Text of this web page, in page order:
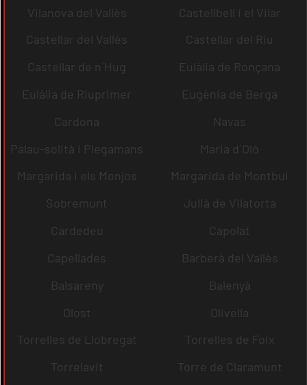
Vilanova del Vallès
Castellbell i el Vilar
Castellar del Vallès
Castellar del Riu
Castellar de n´Hug
Eulàlia de Ronçana
Eulàlia de Riuprimer
Eugènia de Berga
Cardona
Navas
Palau-solità i Plegamans
Maria d´Oló
Margarida i els Monjos
Margarida de Montbui
Sobremunt
Julià de Vilatorta
Cardedeu
Capolat
Capellades
Barberà del Vallès
Balsareny
Balenyà
Olost
Olivella
Torrelles de Llobregat
Torrelles de Foix
Torrelavit
Torre de Claramunt